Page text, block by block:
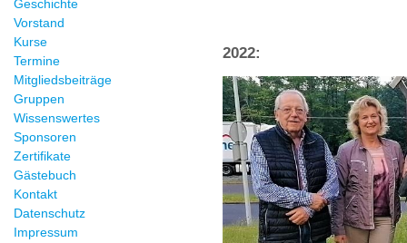
Geschichte
Vorstand
Kurse
Termine
Mitgliedsbeiträge
Gruppen
Wissenswertes
Sponsoren
Zertifikate
Gästebuch
Kontakt
Datenschutz
Impressum
2022: